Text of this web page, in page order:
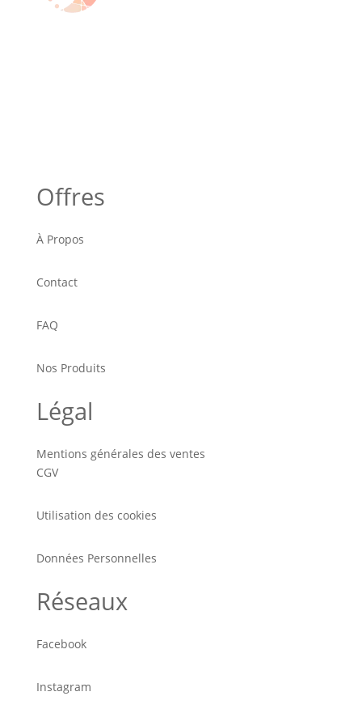
Offres
À Propos
Contact
FAQ
Nos Produits
Légal
Mentions générales des ventes
CGV
Utilisation des cookies
Données Personnelles
Réseaux
Facebook
Instagram